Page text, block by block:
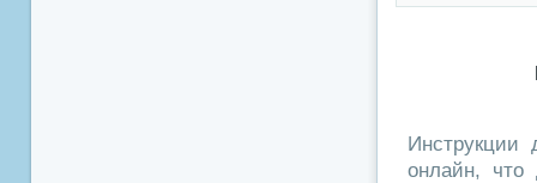
Инструкции
онлайн, что